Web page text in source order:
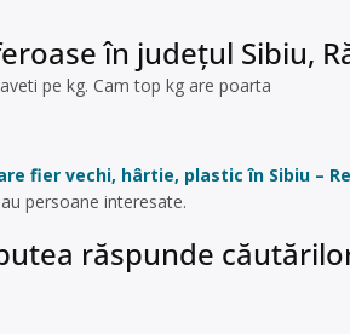
în județul Sibiu,
pe kg. Cam top kg are poarta
fier vechi, hârtie, plastic în Sibiu –
persoane interesate.
răspunde